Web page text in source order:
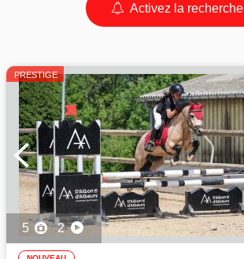
Activez la recherche
PRESTIGE
5 2